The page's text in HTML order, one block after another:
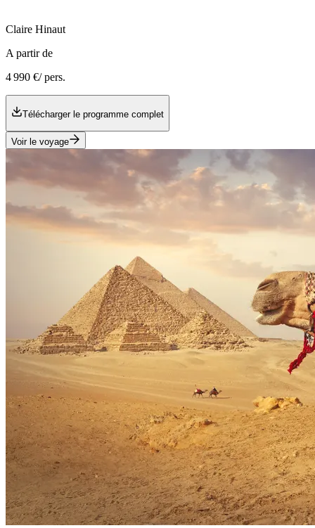
Claire Hinaut
A partir de
4 990 €/ pers.
Télécharger le programme complet
Voir le voyage